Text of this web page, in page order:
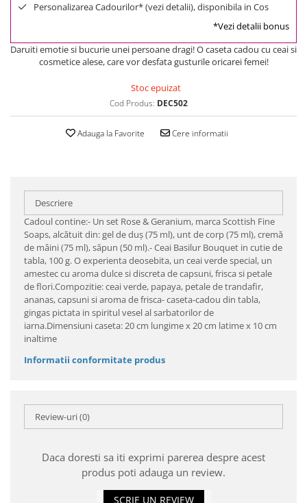
Personalizarea Cadourilor* (vezi detalii), disponibila in Cos
*Vezi detalii bonus
Daruiti emotie si bucurie unei persoane dragi! O caseta cadou cu ceai si
cosmetice alese, care vor desfata gusturile oricarei femei!
Stoc epuizat
Cod Produs: DEC502
Adauga la Favorite Cere informatii
Descriere
Cadoul contine:- Un set Rose & Geranium, marca Scottish Fine
Soaps, alcătuit din: gel de duş (75 ml), unt de corp (75 ml), cremă
de mâini (75 ml), săpun (50 ml).- Ceai Basilur Bouquet in cutie de
tabla, 100 g. O experienta deosebita, un ceai verde special, un
amestec cu aroma dulce si discreta de capsuni, frisca si petale
de flori.Compozitie: ceai verde, papaya, petale de trandafir,
ananas, capsuni si aroma de frisca - caseta-cadou din tabla,
gingas pictata in spiritul vesel al sarbatorilor de
iarna.Dimensiuni caseta: 20 cm lungime x 20 cm latime x 10 cm
inaltime
Informatii conformitate produs
Review-uri(0)
Daca doresti sa iti exprimi parerea despre acest
produs poti adauga un review.
SCRIE UN REVIEW